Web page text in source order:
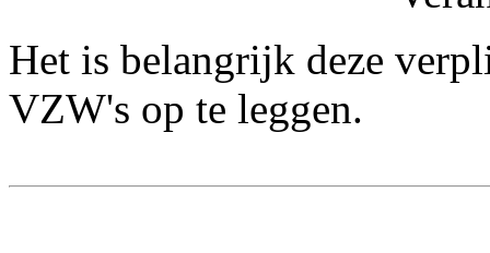
Het is belangrijk deze
VZW's op te leggen.